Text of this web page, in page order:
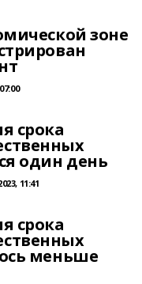
зоне
срока
один день
11:41
срока
меньше